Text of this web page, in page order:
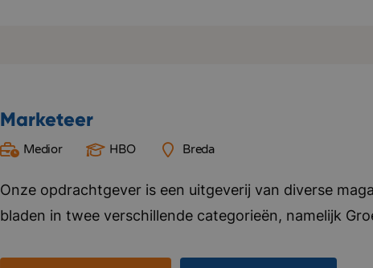
Marketeer
Medior HBO Breda
Onze opdrachtgever is een uitgeverij van diverse
bladen in twee verschillende categorieën, namelijk